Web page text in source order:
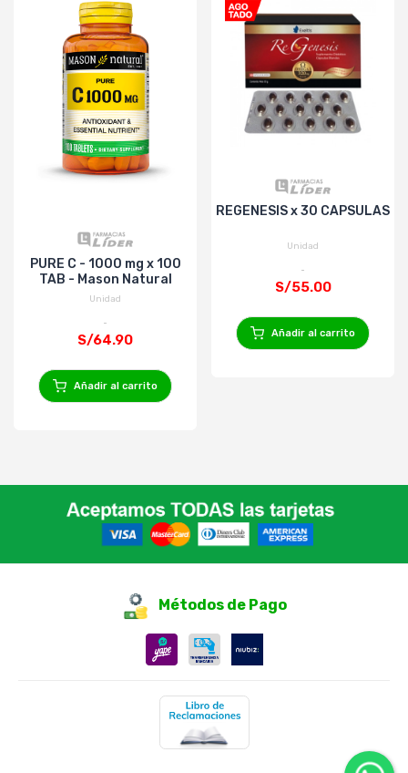
PURE C - 1000 mg x 100
TAB - Mason Natural
Unidad
S/64.90
Añadir al carrito
REGENESIS x 30 CAPSULAS
Unidad
S/55.00
Añadir al carrito
Métodos de Pago